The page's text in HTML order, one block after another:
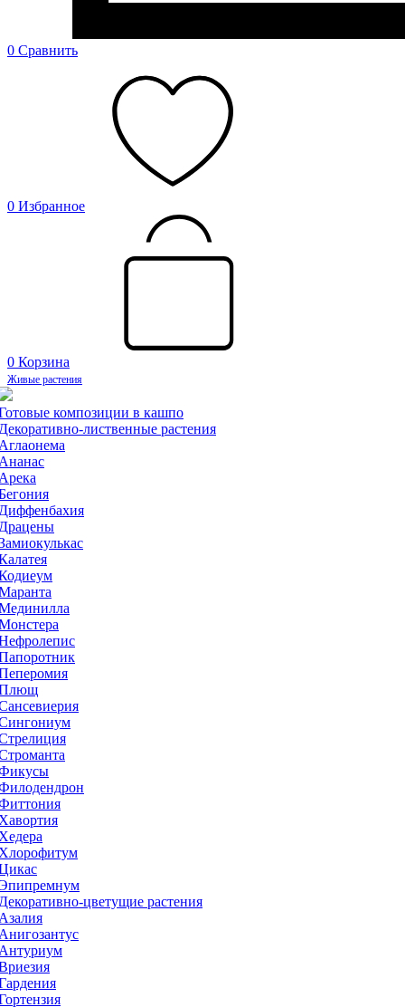
0 Сравнить
0 Избранное
0 Корзина
Живые растения
композиции в кашпо
лиственные растения
цветущие растения